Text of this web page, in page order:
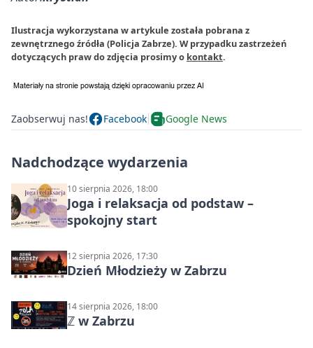
Ilustracja wykorzystana w artykule została pobrana z
zewnętrznego źródła (Policja Zabrze). W przypadku zastrzeżeń
dotyczących praw do zdjęcia prosimy o kontakt.
Zaobserwuj nas! Facebook Google News
Nadchodzące wydarzenia
10 sierpnia 2026, 18:00
Joga i relaksacja od podstaw –
spokojny start
12 sierpnia 2026, 17:30
Dzień Młodzieży w Zabrzu
14 sierpnia 2026, 18:00
ℤ w Zabrzu